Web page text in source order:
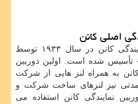
اصلی کانن
بر اساس اطلاعات موجود ، نمایندگی کانن در سال ۱۹۳۳ توسط
تأسیس شده است. اولین دوربین
به همراه لنز هایی از شرکت
مدتی نیز لنزهای ساخت شرکت و
نمایندگی کانن استفاده می